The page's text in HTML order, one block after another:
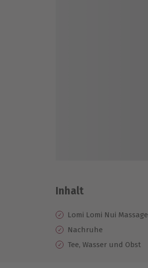
Inhalt
Lomi Lomi Nui Massage
Nachruhe
Tee, Wasser und Obst